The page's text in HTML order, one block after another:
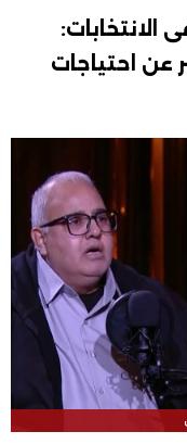
الانتخابات:
عن احتياجات